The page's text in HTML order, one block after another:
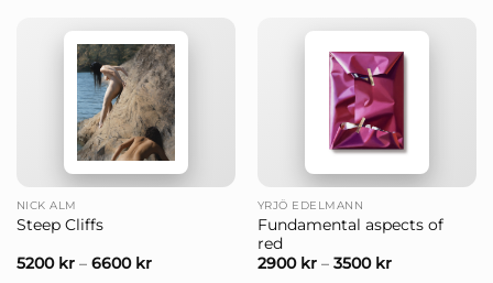
NICK ALM
Steep Cliffs
5200 kr– 6600 kr
YRJÖ EDELMANN
Fundamental aspects of
red
2900 kr– 3500 kr